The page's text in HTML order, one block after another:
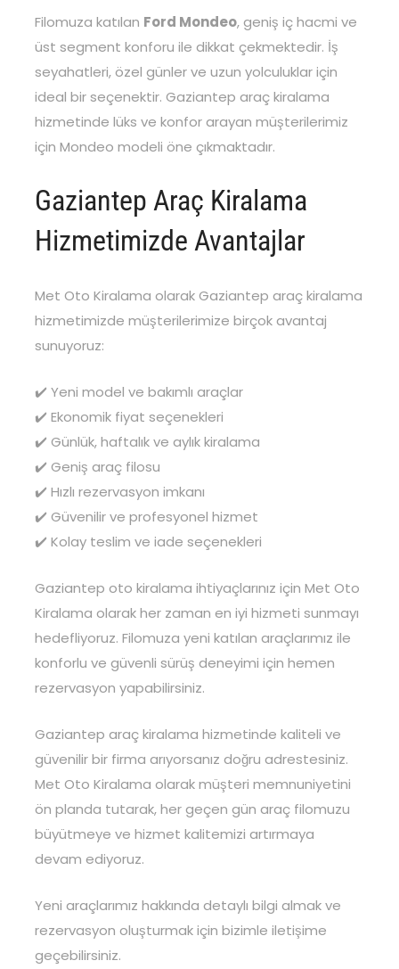
Filomuza katılan Ford Mondeo, geniş iç hacmi ve
üst segment konforu ile dikkat çekmektedir. İş
seyahatleri, özel günler ve uzun yolculuklar için
ideal bir seçenektir. Gaziantep araç kiralama
hizmetinde lüks ve konfor arayan müşterilerimiz
için Mondeo modeli öne çıkmaktadır.
Gaziantep Araç Kiralama
Hizmetimizde Avantajlar
Met Oto Kiralama olarak Gaziantep araç kiralama
hizmetimizde müşterilerimize birçok avantaj
sunuyoruz:
✔️ Yeni model ve bakımlı araçlar
✔️ Ekonomik fiyat seçenekleri
✔️ Günlük, haftalık ve aylık kiralama
✔️ Geniş araç filosu
✔️ Hızlı rezervasyon imkanı
✔️ Güvenilir ve profesyonel hizmet
✔️ Kolay teslim ve iade seçenekleri
Gaziantep oto kiralama ihtiyaçlarınız için Met Oto
Kiralama olarak her zaman en iyi hizmeti sunmayı
hedefliyoruz. Filomuza yeni katılan araçlarımız ile
konforlu ve güvenli sürüş deneyimi için hemen
rezervasyon yapabilirsiniz.
Gaziantep araç kiralama hizmetinde kaliteli ve
güvenilir bir firma arıyorsanız doğru adrestesiniz.
Met Oto Kiralama olarak müşteri memnuniyetini
ön planda tutarak, her geçen gün araç filomuzu
büyütmeye ve hizmet kalitemizi artırmaya
devam ediyoruz.
Yeni araçlarımız hakkında detaylı bilgi almak ve
rezervasyon oluşturmak için bizimle iletişime
geçebilirsiniz.